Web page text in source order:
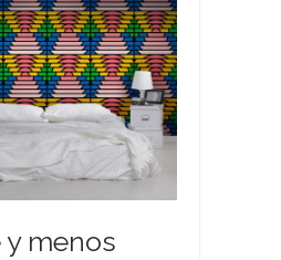
y menos